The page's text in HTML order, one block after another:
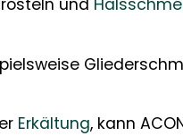
und
Erkältung, kann